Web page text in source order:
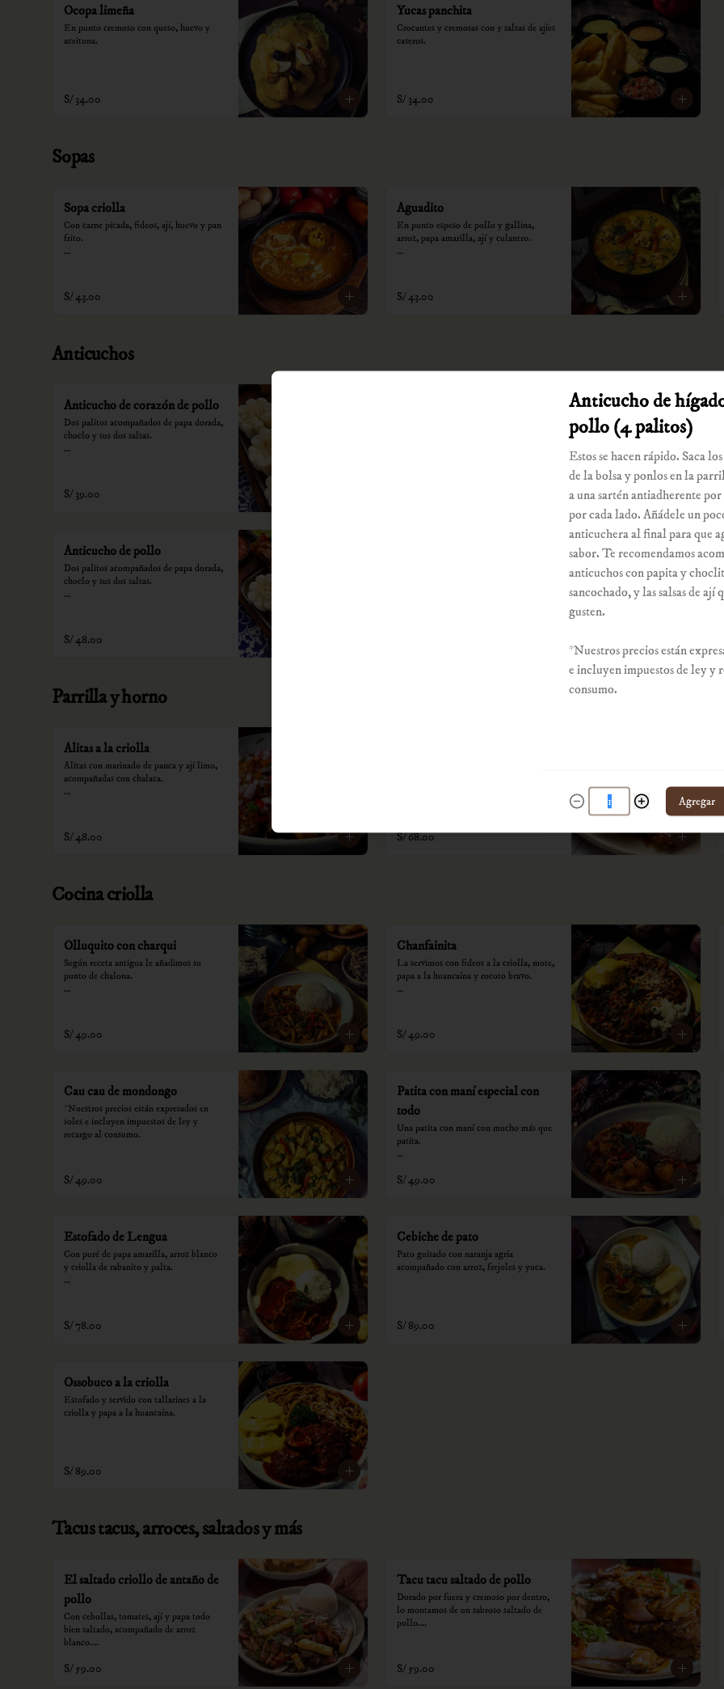
Ocopa limeña
En punto cremoso con queso, huevo y
aceituna.
S/ 34.00
Yucas panchita
Crocantes y cremosas con 5 salsas de ajíes
caseros.
S/ 34.00
Sopas
Sopa criolla
Con carne picada, fideos, ají, huevo y pan
frito.
recargo al consumo.
S/ 43.00
Aguadito
En punto espeso de pollo y gallina,
arroz, papa amarilla, ají y culantro.
recargo al consumo.
S/ 43.00
Anticuchos
Anticucho de corazón de pollo
Dos palitos acompañados de papa dorada,
choclo y sus dos salsas.
recargo al consumo.
S/ 39.00
Anticucho de pollo
Dos palitos acompañados de papa dorada,
choclo y sus dos salsas.
recargo al consumo.
S/ 48.00
Parrilla y horno
Alitas a la criolla
Alitas con marinado de panca y ají limo,
acompañadas con chalaca.
recargo al consumo.
S/ 48.00
recargo al consumo.
S/ 68.00
Cocina criolla
Olluquito con charqui
Según receta antigua le añadimos su
punto de chalona.
recargo al consumo.
S/ 49.00
Chanfainita
La servimos con fideos a la criolla, mote,
papa a la huancaína y rocoto bravo.
recargo al consumo.
S/ 49.00
Cau cau de mondongo
*Nuestros precios están expresados en
soles e incluyen impuestos de ley y
recargo al consumo.
S/ 49.00
Patita con maní especial con
todo
Una patita con maní con mucho más que
patita.
soles e incluyen impuestos de ley y
S/ 49.00
Estofado de Lengua
Con puré de papa amarilla, arroz blanco
y criolla de rabanito y palta.
recargo al consumo.
S/ 78.00
Cebiche de pato
Pato guisado con naranja agria
acompañado con arroz, frejoles y yuca.
S/ 89.00
Ossobuco a la criolla
Estofado y servido con tallarines a la
criolla y papa a la huancaína.
S/ 89.00
Tacus tacus, arroces, saltados y más
El saltado criollo de antaño de
pollo
Con cebollas, tomates, ají y papa todo
bien saltado, acompañado de arroz
blanco.
*Nuestros precios están expresados en
S/ 59.00
Tacu tacu saltado de pollo
Dorado por fuera y cremoso por dentro,
lo montamos de un sabroso saltado de
pollo.
soles e incluyen impuestos de ley y
recargo al consumo.
S/ 59.00
Anticucho de
pollo (4 palitos)
Estos se hacen rápido. Saca
de la bolsa y ponlos en la
a una sartén antiadherente
por cada lado. Añádele un
anticuchera al final para que
sabor. Te recomendamos
anticuchos con papita y
sancochado, y las salsas de ají
gusten.
*Nuestros precios están
e incluyen impuestos de ley y
consumo.
Agregar